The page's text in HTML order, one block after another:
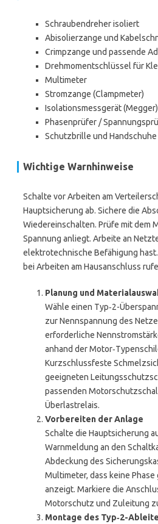
Schraubendreher isoliert
Abisolierzange und
Crimpzange und passende
Drehmomentschlüssel für
Multimeter
Stromzange (Clampmeter)
Isolationsmessgerät (Megger)
Phasenprüfer /
Schutzbrille und Handschuhe
Wichtige Warnhinweise
Schalte vor Arbeiten am
Hauptsicherung ab. Sichere die
Wiedereinschalten. Prüfe mit dem
Spannung anliegt. Arbeite an
elektrotechnische Befähigung
bei Arbeiten am Hausanschluss
Planung und
Wähle einen Typ‑2-
zur Nennspannung des
erforderliche
anhand der
Kurzschlussfeste
geeigneten
passenden
Überlastrelais.
Vorbereiten der Anlage
Schalte die Hauptsicherung
Warnmeldung an den
Abdeckung des
Multimeter, dass keine
anzeigt. Markiere die
Motorschutz und Zuleitung
Montage des Typ‑2-